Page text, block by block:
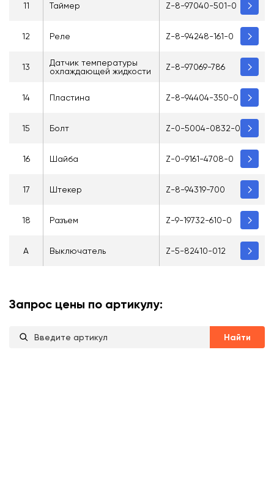
11 Таймер Z-8-97040-501-0
12 Реле Z-8-94248-161-0
13
Датчик температуры
охлаждающей жидкости
Z-8-97069-786
14 Пластина Z-8-94404-350-0
15 Болт Z-0-5004-0832-0
16 Шайба Z-0-9161-4708-0
17 Штекер Z-8-94319-700
18 Разъем Z-9-19732-610-0
A Выключатель Z-5-82410-012
Запрос цены по артикулу:
Найти